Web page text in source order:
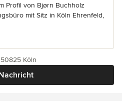
Profil von Bjørn Buchholz
mit Sitz in Köln Ehrenfeld,
Köln